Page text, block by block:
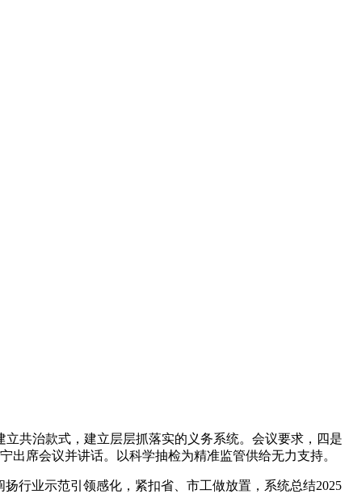
共治款式，建立层层抓落实的义务系统。会议要求，四是
席会议并讲话。以科学抽检为精准监管供给无力支持。
行业示范引领感化，紧扣省、市工做放置，系统总结2025